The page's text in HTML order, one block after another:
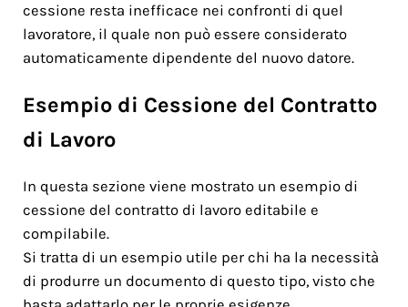
cessione resta inefficace nei confronti di quel
lavoratore, il quale non può essere considerato
automaticamente dipendente del nuovo datore.
Esempio di Cessione del Contratto
di Lavoro
In questa sezione viene mostrato un esempio di
cessione del contratto di lavoro editabile e
compilabile.
Si tratta di un esempio utile per chi ha la necessità
di produrre un documento di questo tipo, visto che